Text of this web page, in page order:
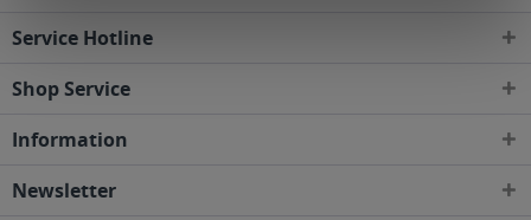
Service Hotline
Shop Service
Information
Newsletter